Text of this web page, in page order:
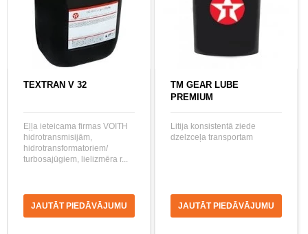
TEXTRAN V 32
Eļļa ieteicama firmas VOITH
hidrotransmisijām,
hidrotransformatoriem/
turbosajūgiem, lielizmēra r...
JAUTĀT PIEDĀVĀJUMU
TM GEAR LUBE
PREMIUM
Litija konsistentā ziede
dzelzceļa transportam
JAUTĀT PIEDĀVĀJUMU